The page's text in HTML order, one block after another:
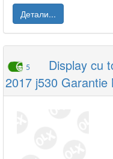
Детали...
5
Display cu
2017 j530 Garantie